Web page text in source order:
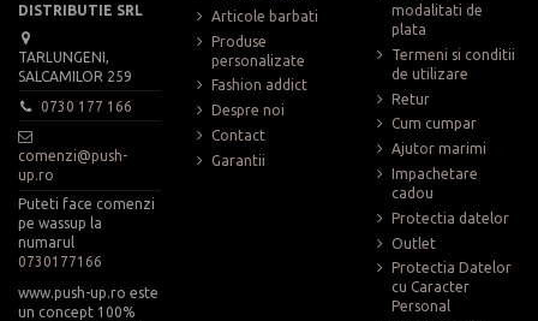
DISTRIBUTIE SRL
TARLUNGENI,
SALCAMILOR 259
0730 177 166
comenzi@push-
up.ro
Puteti face comenzi
pe wassup la
numarul
0730177166
www.push-up.ro este
un concept 100%
Articole barbati
Produse
personalizate
Fashion addict
Despre noi
Contact
Garantii
modalitati de
plata
Termeni si conditii
de utilizare
Retur
Cum cumpar
Ajutor marimi
Impachetare
cadou
Protectia datelor
Outlet
Protectia Datelor
cu Caracter
Personal